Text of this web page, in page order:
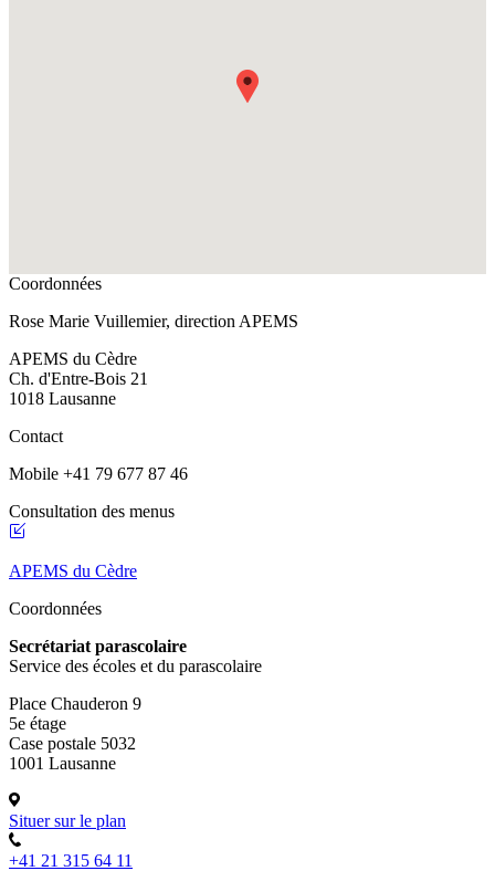
Coordonnées
Rose Marie Vuillemier, direction APEMS
APEMS du Cèdre
Ch. d'Entre-Bois 21
1018 Lausanne
Contact
Mobile +41 79 677 87 46
Consultation des menus
APEMS du Cèdre
Coordonnées
Secrétariat parascolaire
Service des écoles et du parascolaire
Place Chauderon 9
5e étage
Case postale 5032
1001 Lausanne
Situer sur le plan
+41 21 315 64 11